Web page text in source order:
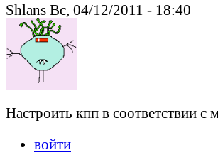
Shlans Вс, 04/12/2011 - 18:40
Настроить кпп в соответствии с
войти